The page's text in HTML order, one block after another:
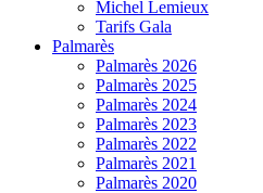
Michel Lemieux
Tarifs Gala
Palmarès
Palmarès 2026
Palmarès 2025
Palmarès 2024
Palmarès 2023
Palmarès 2022
Palmarès 2021
Palmarès 2020